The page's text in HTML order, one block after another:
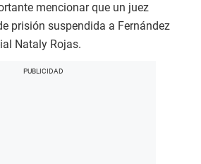
mencionar que un juez
prisión suspendida a Fernández
Nataly Rojas.